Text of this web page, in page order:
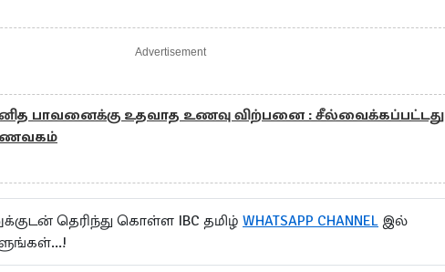
Advertisement
பாவனைக்கு உதவாத உணவு விற்பனை : சீல்வைக்கப்பட்டது
தெரிந்து கொள்ள IBC தமிழ் WHATSAPP CHANNEL இல்